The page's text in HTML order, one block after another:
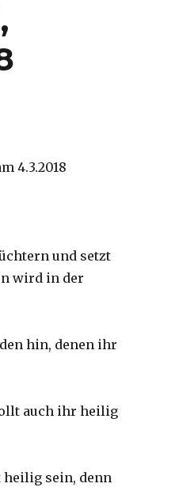
4.3.2018
und setzt
wird in der
hin, denen ihr
auch ihr heilig
heilig sein, denn